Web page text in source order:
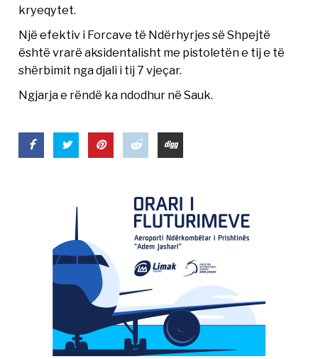
kryeqytet.
Një efektiv i Forcave të Ndërhyrjes së Shpejtë
është vrarë aksidentalisht me pistoletën e tij e të
shërbimit nga djali i tij 7 vjeçar.
Ngjarja e rëndë ka ndodhur në Sauk.